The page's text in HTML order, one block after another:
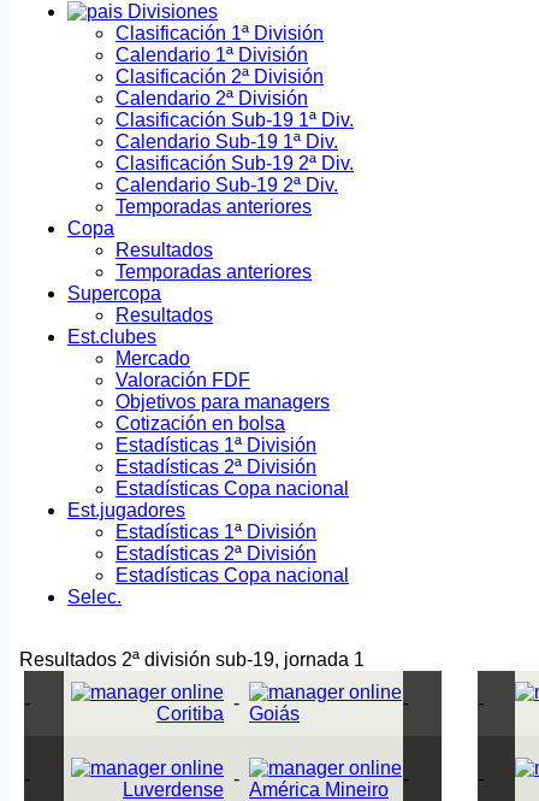
Divisiones
Clasificación 1ª División
Calendario 1ª División
Clasificación 2ª División
Calendario 2ª División
Clasificación Sub-19 1ª Div.
Calendario Sub-19 1ª Div.
Clasificación Sub-19 2ª Div.
Calendario Sub-19 2ª Div.
Temporadas anteriores
Copa
Resultados
Temporadas anteriores
Supercopa
Resultados
Est.clubes
Mercado
Valoración FDF
Objetivos para managers
Cotización en bolsa
Estadísticas 1ª División
Estadísticas 2ª División
Estadísticas Copa nacional
Est.jugadores
Estadísticas 1ª División
Estadísticas 2ª División
Estadísticas Copa nacional
Selec.
Resultados 2ª división sub-19, jornada 1
-
Coritiba
-
Goiás
- -
-
Luverdense
-
América Mineiro
- -